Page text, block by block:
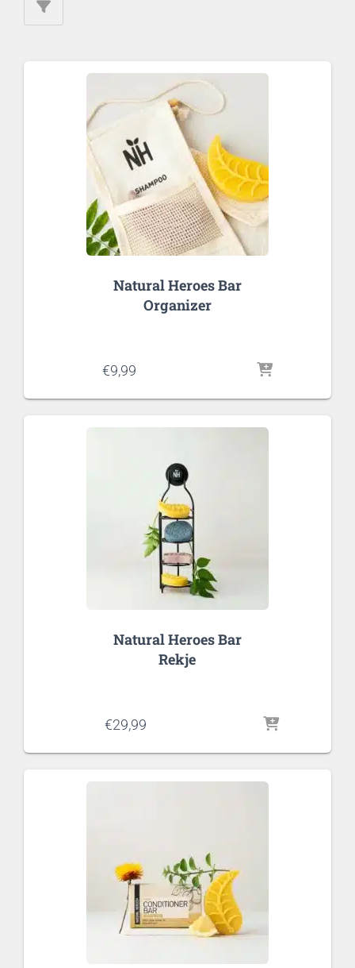
Natural Heroes Bar
Organizer
€9,99
Natural Heroes Bar
Rekje
€29,99